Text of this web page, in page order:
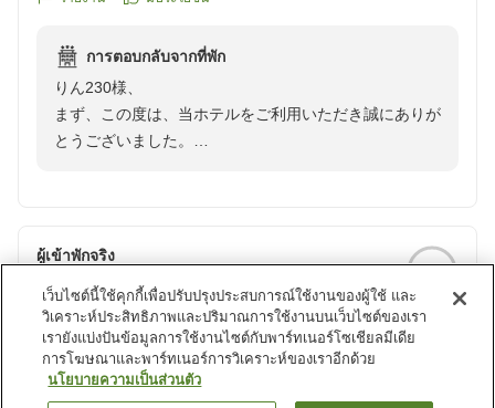
上げております。
1泊目、深夜にホテルに戻ってきた為、外線を2度ほど鳴らし
頂けず。結局深夜から早朝までの時間は他のホテルを使用し
ました。
このことをお伝えしたら口頭でのお詫びのみ。
チェックアウトの際にもこの件についてお詫びされることも
การตอบกลับจากที่พัก
りん230様、
まず、この度は、当ホテルをご利用いただき誠にありが
とうございました。
ご迷惑をお掛けしたことには変わりありません。
ご指摘いただきました内線機につきまして、機械の故障
等は見られませんでしたが、運用について改善策を試し
ております。今回のようなことが二度とないよう、ご指
摘を真摯に受け止め、努めて参ります。このようななか
ผู้เข้าพักจริง
3
ไม่มีความคิดเห็นจากผู้รีวิว
รายงาน มีประโยชน์
เว็บไซต์นี้ใช้คุกกี้เพื่อปรับปรุงประสบการณ์ใช้งานของผู้ใช้ และ
วิเคราะห์ประสิทธิภาพและปริมาณการใช้งานบนเว็บไซต์ของเรา
เรายังแบ่งปันข้อมูลการใช้งานไซต์กับพาร์ทเนอร์โซเชียลมีเดีย
การโฆษณาและพาร์ทเนอร์การวิเคราะห์ของเราอีกด้วย
นโยบายความเป็นส่วนตัว